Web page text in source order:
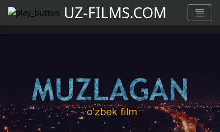
UZ-FILMS.COM